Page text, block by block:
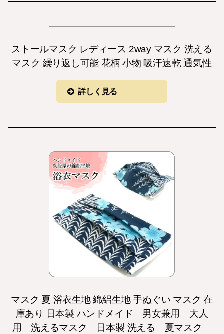
ストールマスク レディース 2way マスク 洗える
マスク 繰り返し可能 花柄 小物 吸汗速乾 通気性
詳しく見る
マスク 夏 浴衣生地 綿絽生地 手ぬぐい マスク 在
庫あり 日本製 ハンドメイド 男女兼用 大人
用 洗えるマスク 日本製 洗える 夏マスク